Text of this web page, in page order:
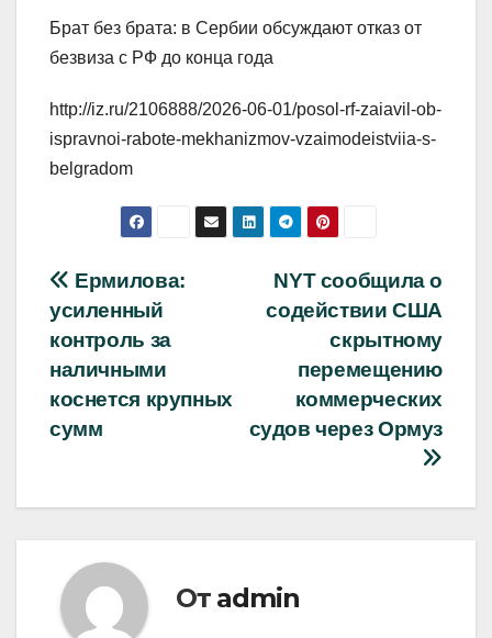
Брат без брата: в Сербии обсуждают отказ от
безвиза с РФ до конца года
http://iz.ru/2106888/2026-06-01/posol-rf-zaiavil-ob-
ispravnoi-rabote-mekhanizmov-vzaimodeistviia-s-
belgradom
Навигация
по
записям
NYT сообщила о
содействии США
скрытному
перемещению
коммерческих
судов через Ормуз
Ермилова:
усиленный
контроль за
наличными
коснется крупных
сумм
От admin